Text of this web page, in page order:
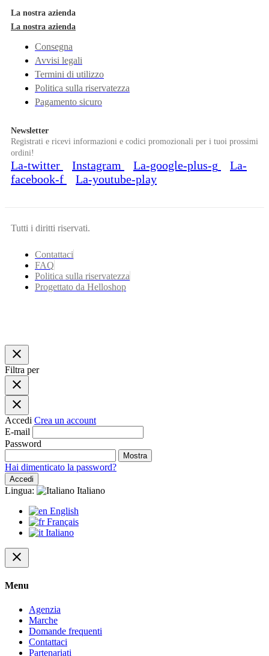
La nostra azienda
La nostra azienda
Consegna
Avvisi legali
Termini di utilizzo
Politica sulla riservatezza
Pagamento sicuro
Newsletter
Registrati e ricevi informazioni e codici promozionali per i tuoi prossimi
ordini!
La-twitter Instagram La-google-plus-g
La-
facebook-f
La-youtube-play
Tutti i diritti riservati.
Contattaci
FAQ
Politica sulla riservatezza
Progettato da Helloshop
close
Filtra per
close
close
Accedi Crea un account
E-mail
Password
Mostra
Hai dimenticato la password?
Accedi
Lingua:
Italiano
English
Français
Italiano
close
Menu
Agenzia
Marche
Domande frequenti
Contattaci
Partenariati